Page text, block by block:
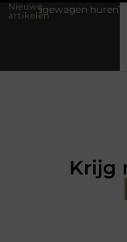
Nieuwe
artikelen
Kies de juiste
Krijg